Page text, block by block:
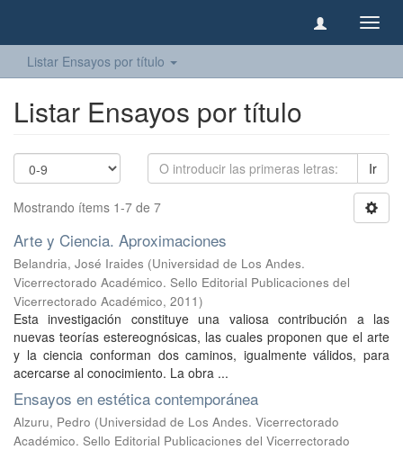
Listar Ensayos por título
Listar Ensayos por título
Ir
Mostrando ítems 1-7 de 7
Arte y Ciencia. Aproximaciones
Belandria, José Iraides (Universidad de Los Andes.
Vicerrectorado Académico. Sello Editorial Publicaciones del
Vicerrectorado Académico, 2011)
Esta investigación constituye una valiosa contribución a las
nuevas teorías estereognósicas, las cuales proponen que el arte
y la ciencia conforman dos caminos, igualmente válidos, para
acercarse al conocimiento. La obra ...
Ensayos en estética contemporánea
Alzuru, Pedro (Universidad de Los Andes. Vicerrectorado
Académico. Sello Editorial Publicaciones del Vicerrectorado